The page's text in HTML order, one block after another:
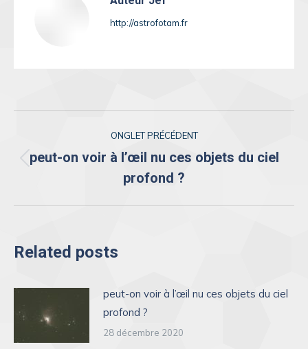
http://astrofotam.fr
de
commentaire
ONGLET PRÉCÉDENT
Onglet
précédent
peut-on voir à l’œil nu ces objets du ciel
profond ?
Related posts
peut-on voir à l’œil nu ces objets du ciel
profond ?
28 décembre 2020